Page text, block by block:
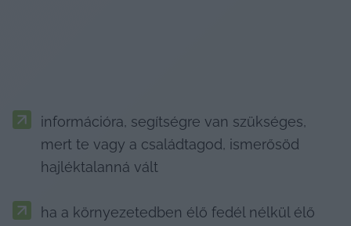
információra, segítségre van szükséges,
mert te vagy a családtagod, ismerősöd
hajléktalanná vált
ha a környezetedben élő fedél nélkül élő